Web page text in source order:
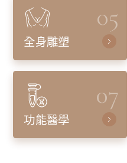
05
全身雕塑
07
功能醫學